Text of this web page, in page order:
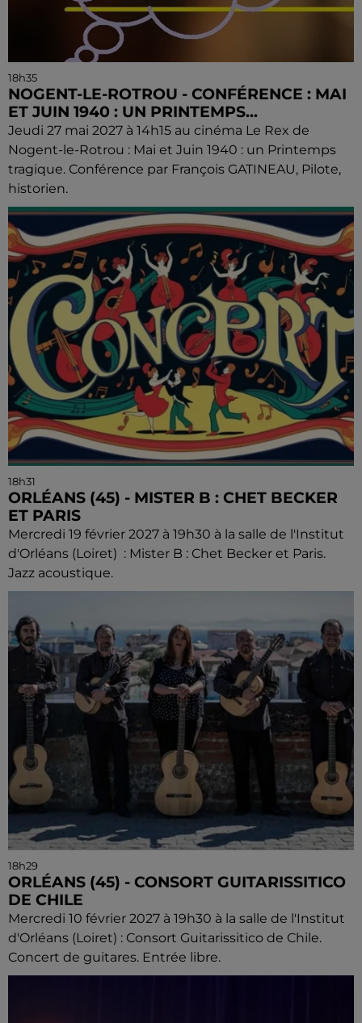
18h35
NOGENT-LE-ROTROU - CONFÉRENCE : MAI
ET JUIN 1940 : UN PRINTEMPS...
Jeudi 27 mai 2027 à 14h15 au cinéma Le Rex de
Nogent-le-Rotrou : Mai et Juin 1940 : un Printemps
tragique. Conférence par François GATINEAU, Pilote,
historien.
18h31
ORLÉANS (45) - MISTER B : CHET BECKER
ET PARIS
Mercredi 19 février 2027 à 19h30 à la salle de l'Institut
d'Orléans (Loiret) : Mister B : Chet Becker et Paris.
Jazz acoustique.
18h29
ORLÉANS (45) - CONSORT GUITARISSITICO
DE CHILE
Mercredi 10 février 2027 à 19h30 à la salle de l'Institut
d'Orléans (Loiret) : Consort Guitarissitico de Chile.
Concert de guitares. Entrée libre.